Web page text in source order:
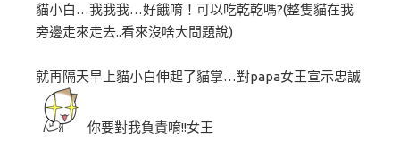
貓小白…我我我…好餓唷！可以吃乾乾嗎?(整隻貓在我
旁邊走來走去..看來沒啥大問題說)
就再隔天早上貓小白伸起了貓掌…對papa女王宣示忠誠
你要對我負責唷!!女王